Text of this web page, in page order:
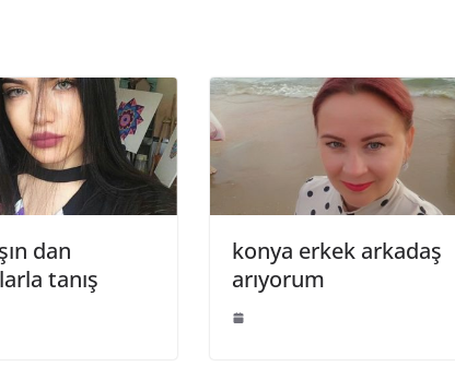
dan
tanış
konya erkek arkadaş
arıyorum